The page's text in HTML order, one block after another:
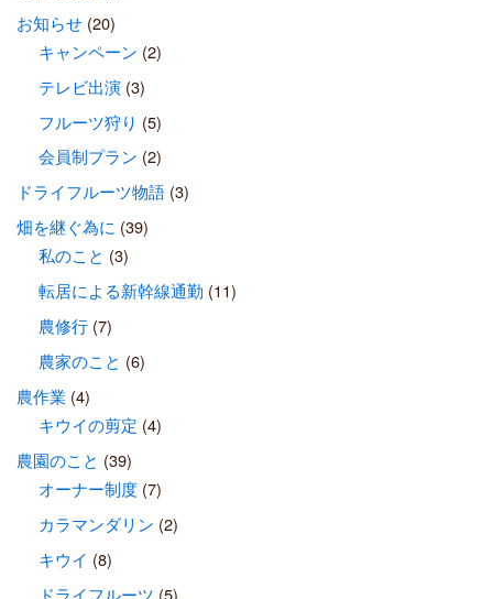
お知らせ(20)
キャンペーン (2)
テレビ出演(3)
フルーツ狩り (5)
会員制プラン (2)
ドライフルーツ物語(3)
畑を継ぐ為に (39)
私のこと (3)
転居による新幹線通勤 (11)
農修行(7)
農家のこと (6)
農作業 (4)
キウイの剪定 (4)
農園のこと (39)
オーナー制度(7)
カラマンダリン (2)
キウイ (8)
ドライフルーツ (5)